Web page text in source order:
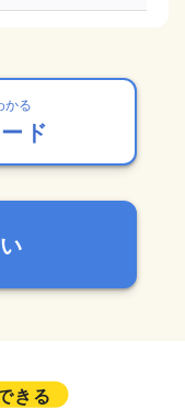
かる
ド
きる